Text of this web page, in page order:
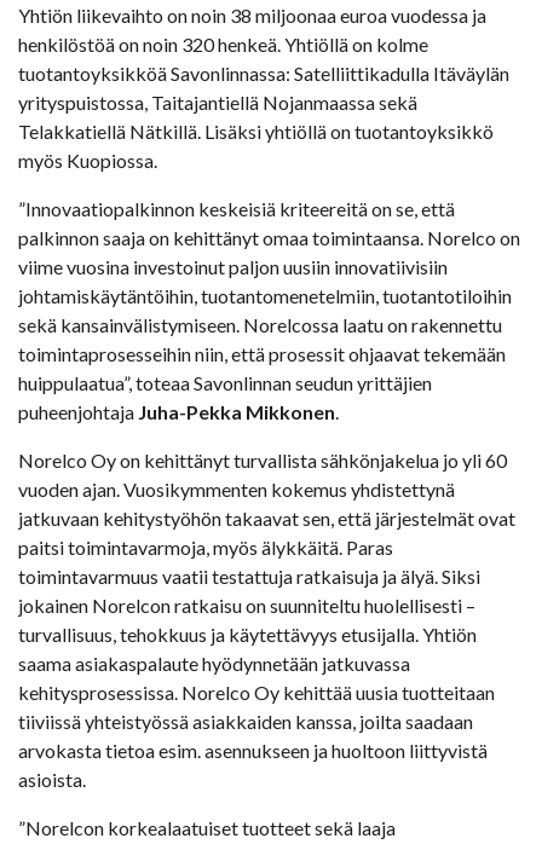
Yhtiön liikevaihto on noin 38 miljoonaa euroa vuodessa ja
henkilöstöä on noin 320 henkeä. Yhtiöllä on kolme
tuotantoyksikköä Savonlinnassa: Satelliittikadulla Itäväylän
yrityspuistossa, Taitajantiellä Nojanmaassa sekä
Telakkatiellä Nätkillä. Lisäksi yhtiöllä on tuotantoyksikkö
myös Kuopiossa.
”Innovaatiopalkinnon keskeisiä kriteereitä on se, että
palkinnon saaja on kehittänyt omaa toimintaansa. Norelco on
viime vuosina investoinut paljon uusiin innovatiivisiin
johtamiskäytäntöihin, tuotantomenetelmiin, tuotantotiloihin
sekä kansainvälistymiseen. Norelcossa laatu on rakennettu
toimintaprosesseihin niin, että prosessit ohjaavat tekemään
huippulaatua”, toteaa Savonlinnan seudun yrittäjien
puheenjohtaja Juha-Pekka Mikkonen.
Norelco Oy on kehittänyt turvallista sähkönjakelua jo yli 60
vuoden ajan. Vuosikymmenten kokemus yhdistettynä
jatkuvaan kehitystyöhön takaavat sen, että järjestelmät ovat
paitsi toimintavarmoja, myös älykkäitä. Paras
toimintavarmuus vaatii testattuja ratkaisuja ja älyä. Siksi
jokainen Norelcon ratkaisu on suunniteltu huolellisesti –
turvallisuus, tehokkuus ja käytettävyys etusijalla. Yhtiön
saama asiakaspalaute hyödynnetään jatkuvassa
kehitysprosessissa. Norelco Oy kehittää uusia tuotteitaan
tiiviissä yhteistyössä asiakkaiden kanssa, joilta saadaan
arvokasta tietoa esim. asennukseen ja huoltoon liittyvistä
asioista.
”Norelcon korkealaatuiset tuotteet sekä laaja